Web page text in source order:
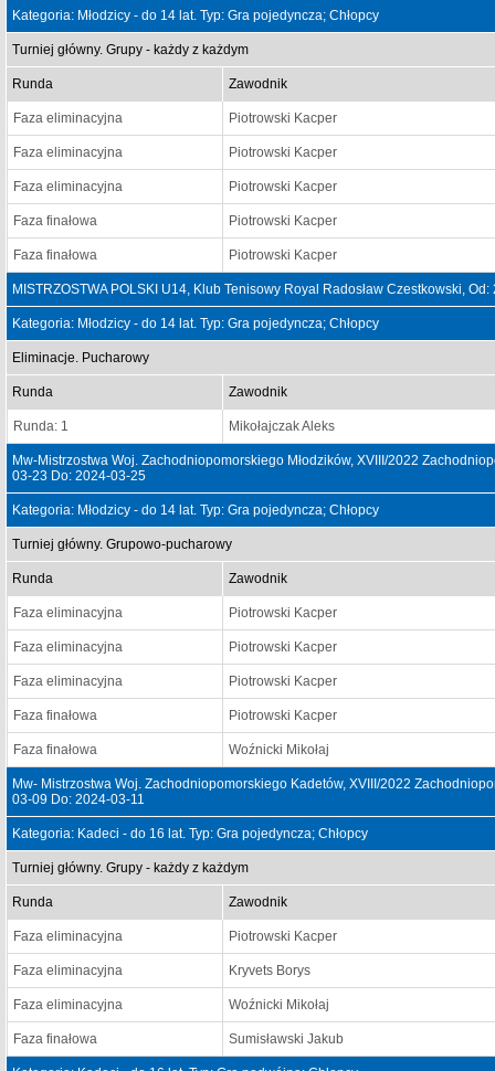
Kategoria: Młodzicy - do 14 lat. Typ: Gra pojedyncza; Chłopcy
Turniej główny. Grupy - każdy z każdym
Runda Zawodnik
Faza eliminacyjna Piotrowski Kacper
Faza eliminacyjna Piotrowski Kacper
Faza eliminacyjna Piotrowski Kacper
Faza finałowa Piotrowski Kacper
Faza finałowa Piotrowski Kacper
MISTRZOSTWA POLSKI U14, Klub Tenisowy Royal Radosław Czestkowski,
Kategoria: Młodzicy - do 14 lat. Typ: Gra pojedyncza; Chłopcy
Eliminacje. Pucharowy
Runda Zawodnik
Runda: 1 Mikołajczak Aleks
Mw-Mistrzostwa Woj. Zachodniopomorskiego Młodzików, XVIII/2022
03-23 Do: 2024-03-25
Kategoria: Młodzicy - do 14 lat. Typ: Gra pojedyncza; Chłopcy
Turniej główny. Grupowo-pucharowy
Runda Zawodnik
Faza eliminacyjna Piotrowski Kacper
Faza eliminacyjna Piotrowski Kacper
Faza eliminacyjna Piotrowski Kacper
Faza finałowa Piotrowski Kacper
Faza finałowa Woźnicki Mikołaj
Mw- Mistrzostwa Woj. Zachodniopomorskiego Kadetów, XVIII/2022
03-09 Do: 2024-03-11
Kategoria: Kadeci - do 16 lat. Typ: Gra pojedyncza; Chłopcy
Turniej główny. Grupy - każdy z każdym
Runda Zawodnik
Faza eliminacyjna Piotrowski Kacper
Faza eliminacyjna Kryvets Borys
Faza eliminacyjna Woźnicki Mikołaj
Faza finałowa Sumisławski Jakub